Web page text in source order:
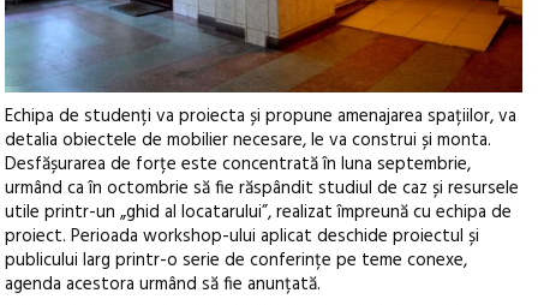
Echipa de studenți va proiecta și propune amenajarea spațiilor, va
detalia obiectele de mobilier necesare, le va construi și monta.
Desfășurarea de forțe este concentrată în luna septembrie,
urmând ca în octombrie să fie răspândit studiul de caz și resursele
utile printr-un „ghid al locatarului”, realizat împreună cu echipa de
proiect. Perioada workshop-ului aplicat deschide proiectul și
publicului larg printr-o serie de conferințe pe teme conexe,
agenda acestora urmând să fie anunțată.